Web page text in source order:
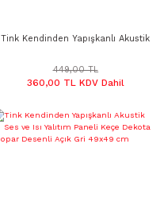
Tink Kendinden Yapışkanlı Akustik
Dekota Leopar Desenli Devetüyü
49x49 cm
449,00 TL
360,00 TL KDV Dahil